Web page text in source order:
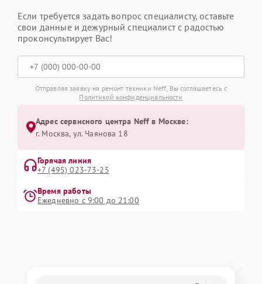
Если требуется задать вопрос специалисту, оставьте
свои данные и дежурный специалист с радостью
проконсультирует Вас!
Отправляя заявку на ремонт техники Neff, Вы соглашаетесь с
Политикой конфиденциальности
Адрес сервисного центра Neff в Москве:
г. Москва, ул. Чаянова 18
Горячая линия
+7 (495) 023-73-25
Время работы
Ежедневно с 9:00 до 21:00